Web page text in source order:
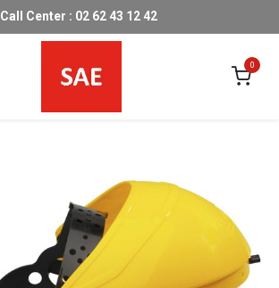
Call Center : 02 62 43 12 42
0